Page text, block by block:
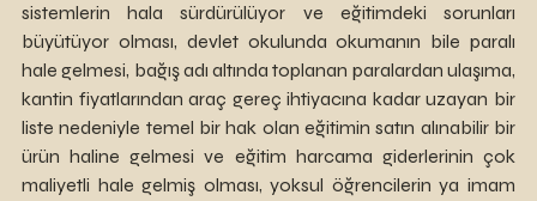
sistemlerin hala sürdürülüyor ve eğitimdeki sorunları
büyütüyor olması, devlet okulunda okumanın bile paralı
hale gelmesi, bağış adı altında toplanan paralardan ulaşıma,
kantin fiyatlarından araç gereç ihtiyacına kadar uzayan bir
liste nedeniyle temel bir hak olan eğitimin satın alınabilir bir
ürün haline gelmesi ve eğitim harcama giderlerinin çok
maliyetli hale gelmiş olması, yoksul öğrencilerin ya imam